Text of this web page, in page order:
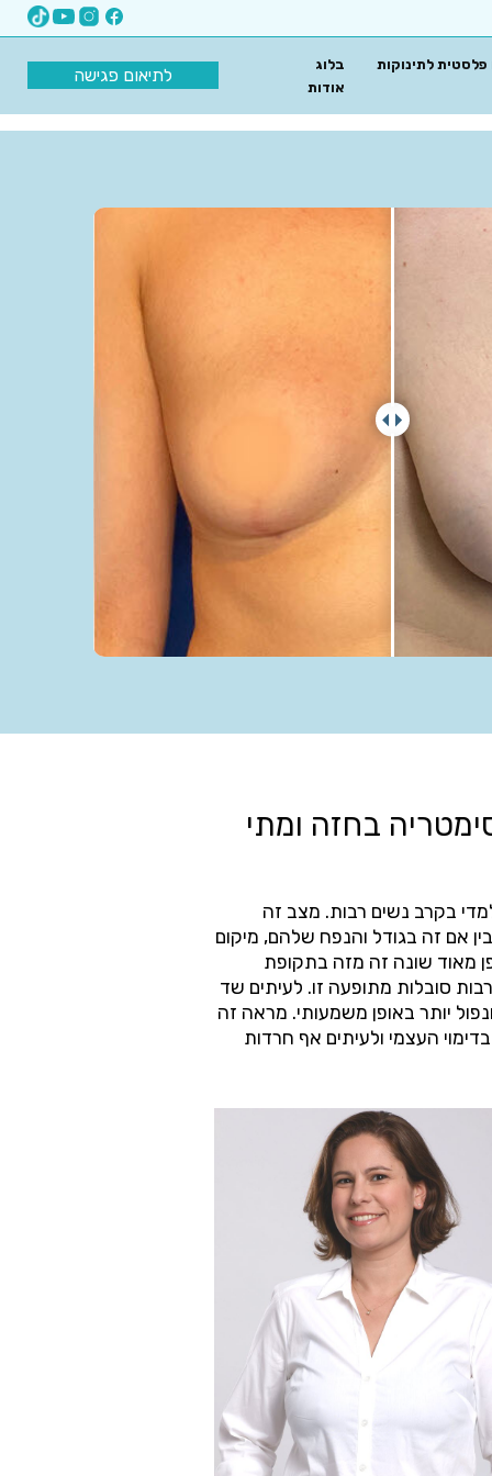
לתיאום פגישה
בלוג
אודות
פלסטית לתינוקות
בחזה ומתי
בקרב נשים רבות. מצב זה
שוויון בולט בין 2 השדיים, בין אם זה בגודל והנפח שלהם, מיקום
מאוד שונה זה מזה בתקופת
סובלות מתופעה זו. לעיתים שד
יותר באופן משמעותי. מראה זה
העצמי ולעיתים אף חרדות